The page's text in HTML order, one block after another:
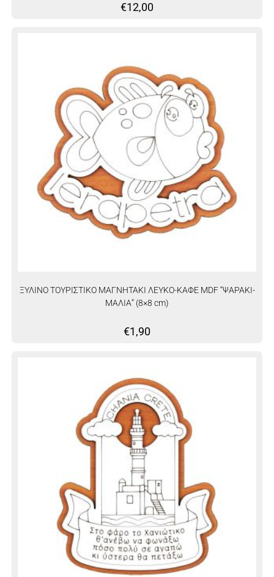
€12,00
ΞΥΛΙΝΟ ΤΟΥΡΙΣΤΙΚΟ ΜΑΓΝΗΤΑΚΙ ΛΕΥΚΟ-ΚΑΦΕ MDF “ΨΑΡΑΚΙ-
ΜΑΛΙΑ” (8×8 cm)
€1,90